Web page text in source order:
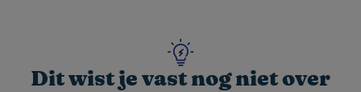
Dit wist je vast nog niet over